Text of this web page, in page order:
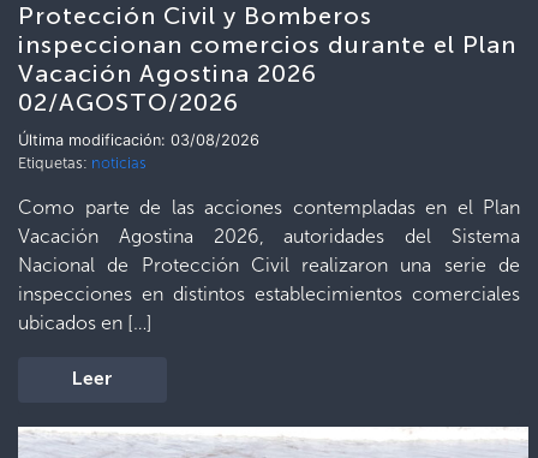
Protección Civil y Bomberos
inspeccionan comercios durante el Plan
Vacación Agostina 2026
02/AGOSTO/2026
Última modificación: 03/08/2026
Etiquetas: noticias
Como parte de las acciones contempladas en el Plan
Vacación Agostina 2026, autoridades del Sistema
Nacional de Protección Civil realizaron una serie de
inspecciones en distintos establecimientos comerciales
ubicados en […]
Leer